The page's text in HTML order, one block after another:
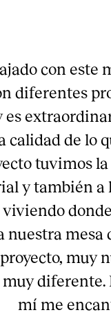
con este
diferentes
es
calidad de lo
tuvimos
y también a
viviendo
nuestra mesa
muy
diferente.
mí me